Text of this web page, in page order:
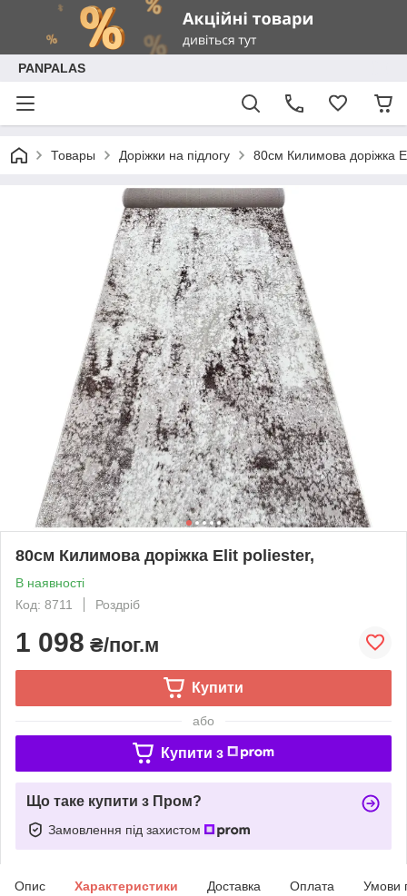
PANPALAS
Товары Доріжки на підлогу 80см Килимова доріжка
80см Килимова доріжка Elit poliester,
В наявності
Код: 8711
Роздріб
1 098 ₴/пог.м
Купити
або
Купити з
Що таке купити з Пром?
Замовлення під захистом
Опис Характеристики Доставка Оплата Умови